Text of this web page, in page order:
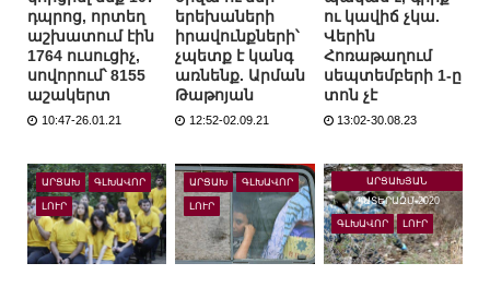
դպրոց, որտեղ
աշխատում էին
1764 ուսուցիչ,
սովորում՝ 8155
աշակերտ
10:47-26.01.21
երեխաների
իրավունքների՝
չպետք է կանգ
առնենք. Արման
Թաթոյան
12:52-02.09.21
ու կավիճ չկա.
Վերին
Հոռաթաղում
սեպտեմբերի 1-ը
տոն չէ
13:02-30.08.23
ԱՐՑԱԽ ԳԼԽԱՎՈՐ
ԼՈՒՐ
ԱՐՑԱԽ ԳԼԽԱՎՈՐ
ԼՈՒՐ
ԱՐՑԱԽՅԱՆ
ՊԱՏԵՐԱԶՄ-2020
ԳԼԽԱՎՈՐ ԼՈՒՐ